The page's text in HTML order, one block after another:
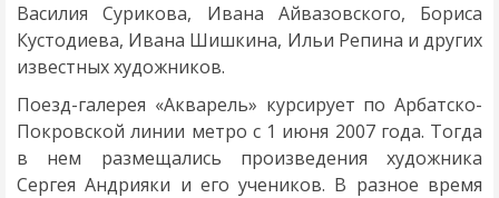
Василия Сурикова, Ивана Айвазовского, Бориса
Кустодиева, Ивана Шишкина, Ильи Репина и других
известных художников.
Поезд-галерея «Акварель» курсирует по Арбатско-
Покровской линии метро с 1 июня 2007 года. Тогда
в нем размещались произведения художника
Сергея Андрияки и его учеников. В разное время